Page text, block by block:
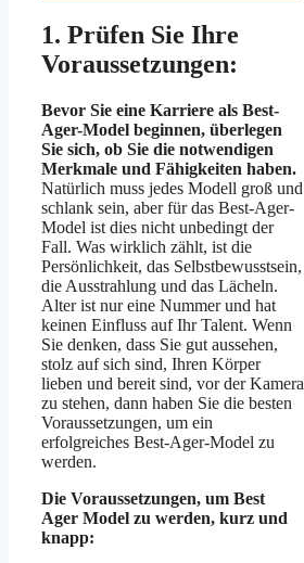
1. Prüfen Sie Ihre
Voraussetzungen:
Bevor Sie eine Karriere als Best-
Ager-Model beginnen, überlegen
Sie sich, ob Sie die notwendigen
Merkmale und Fähigkeiten haben.
Natürlich muss jedes Modell groß und
schlank sein, aber für das Best-Ager-
Model ist dies nicht unbedingt der
Fall. Was wirklich zählt, ist die
Persönlichkeit, das Selbstbewusstsein,
die Ausstrahlung und das Lächeln.
Alter ist nur eine Nummer und hat
keinen Einfluss auf Ihr Talent. Wenn
Sie denken, dass Sie gut aussehen,
stolz auf sich sind, Ihren Körper
lieben und bereit sind, vor der Kamera
zu stehen, dann haben Sie die besten
Voraussetzungen, um ein
erfolgreiches Best-Ager-Model zu
werden.
Die Voraussetzungen, um Best
Ager Model zu werden, kurz und
knapp: